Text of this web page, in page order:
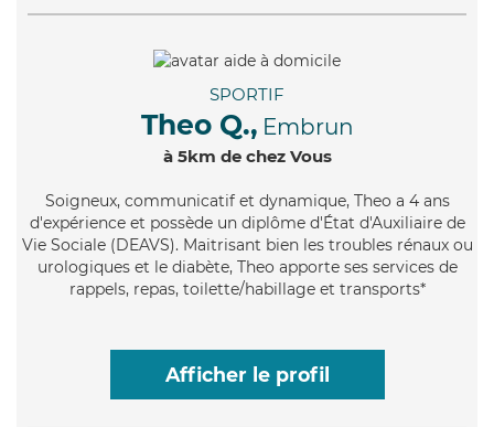
SPORTIF
Theo Q., Embrun
à 5km de chez Vous
Soigneux, communicatif et dynamique, Theo a 4 ans
d'expérience et possède un diplôme d'État d'Auxiliaire de
Vie Sociale (DEAVS). Maitrisant bien les troubles rénaux ou
urologiques et le diabète, Theo apporte ses services de
rappels, repas, toilette/habillage et transports*
Afficher le profil